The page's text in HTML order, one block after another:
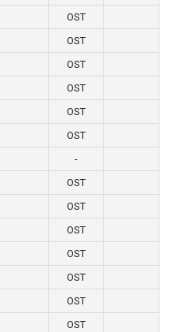
OST
OST
OST
OST
OST
OST
-
OST
OST
OST
OST
OST
OST
OST